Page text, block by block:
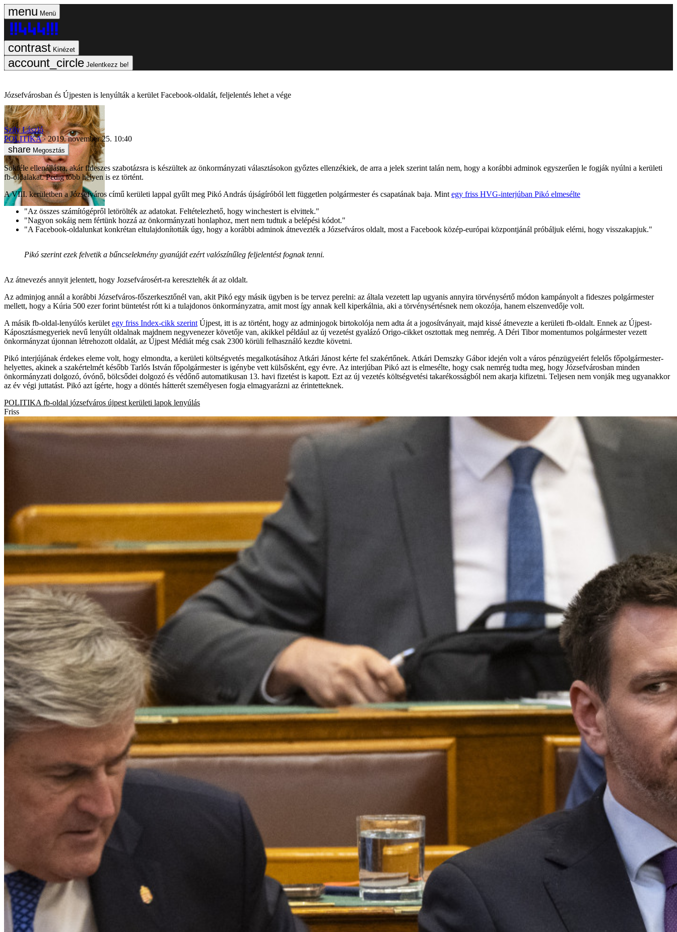
Menü
Kinézet
Jelentkezz be!
Józsefvárosban és Újpesten is lenyúlták a kerület Facebook-oldalát, feljelentés lehet a vége
Szily László
POLITIKA
2019. november 25. 10:40
Megosztás
Sokféle ellenállásra, akár fideszes szabotázsra is készültek az önkormányzati választásokon győztes ellenzékiek, de arra a jelek szerint talán nem, hogy a korábbi adminok egyszerűen le fogják nyúlni a kerületi
fb-oldalakat. Pedig több helyen is ez történt.
A VIII. kerületben a Józsefváros című kerületi lappal gyűlt meg Pikó András újságíróból lett független polgármester és csapatának baja. Mint egy friss HVG-interjúban Pikó elmesélte
"Az összes számítógépről letörölték az adatokat. Feltételezhető, hogy winchestert is elvittek."
"Nagyon sokáig nem fértünk hozzá az önkormányzati honlaphoz, mert nem tudtuk a belépési kódot."
"A Facebook-oldalunkat konkrétan eltulajdonították úgy, hogy a korábbi adminok átnevezték a Józsefváros oldalt, most a Facebook közép-európai központjánál próbáljuk elérni, hogy visszakapjuk."
Pikó szerint ezek felvetik a bűncselekmény gyanúját ezért valószínűleg feljelentést fognak tenni.
Az átnevezés annyit jelentett, hogy Jozsefvárosért-ra keresztelték át az oldalt.
Az adminjog annál a korábbi Józsefváros-főszerkesztőnél van, akit Pikó egy másik ügyben is be tervez perelni: az általa vezetett lap ugyanis annyira törvénysértő módon kampányolt a fideszes polgármester
mellett, hogy a Kúria 500 ezer forint büntetést rótt ki a tulajdonos önkormányzatra, amit most így annak kell kiperkálnia, aki a törvénysértésnek nem okozója, hanem elszenvedője volt.
A másik fb-oldal-lenyúlós kerület egy friss Index-cikk szerint Újpest, itt is az történt, hogy az adminjogok birtokolója nem adta át a jogosítványait, majd kissé átnevezte a kerületi fb-oldalt. Ennek az Újpest-
Káposztásmegyeriek nevű lenyúlt oldalnak majdnem negyvenezer követője van, akikkel például az új vezetést gyalázó Origo-cikket osztottak meg nemrég. A Déri Tibor momentumos polgármester vezett
önkormányzat újonnan létrehozott oldalát, az Újpest Médiát még csak 2300 körüli felhasználó kezdte követni.
Pikó interjújának érdekes eleme volt, hogy elmondta, a kerületi költségvetés megalkotásához Atkári Jánost kérte fel szakértőnek. Atkári Demszky Gábor idején volt a város pénzügyeiért felelős főpolgármester-
helyettes, akinek a szakértelmét később Tarlós István főpolgármester is igénybe vett külsősként, egy évre. Az interjúban Pikó azt is elmesélte, hogy csak nemrég tudta meg, hogy Józsefvárosban minden
önkormányzati dolgozó, óvónő, bölcsődei dolgozó és védőnő automatikusan 13. havi fizetést is kapott. Ezt az új vezetés költségvetési takarékosságból nem akarja kifizetni. Teljesen nem vonják meg ugyanakkor
az év végi juttatást. Pikó azt ígérte, hogy a döntés hátterét személyesen fogja elmagyarázni az érintetteknek.
POLITIKA fb-oldal józsefváros újpest kerületi lapok lenyúlás
Friss